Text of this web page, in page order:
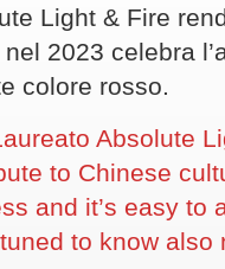
Light & Fire
2023 celebra
colore rosso.
Absolute
to Chinese
and it’s easy to
to know